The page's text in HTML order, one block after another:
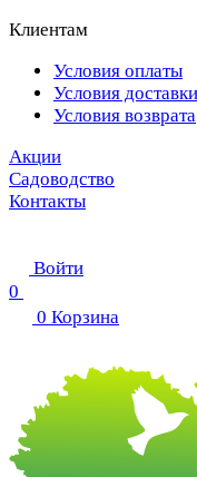
Клиентам
Условия оплаты
Условия доставки
Условия возврата
Акции
Садоводство
Контакты
Войти
0
0 Корзина